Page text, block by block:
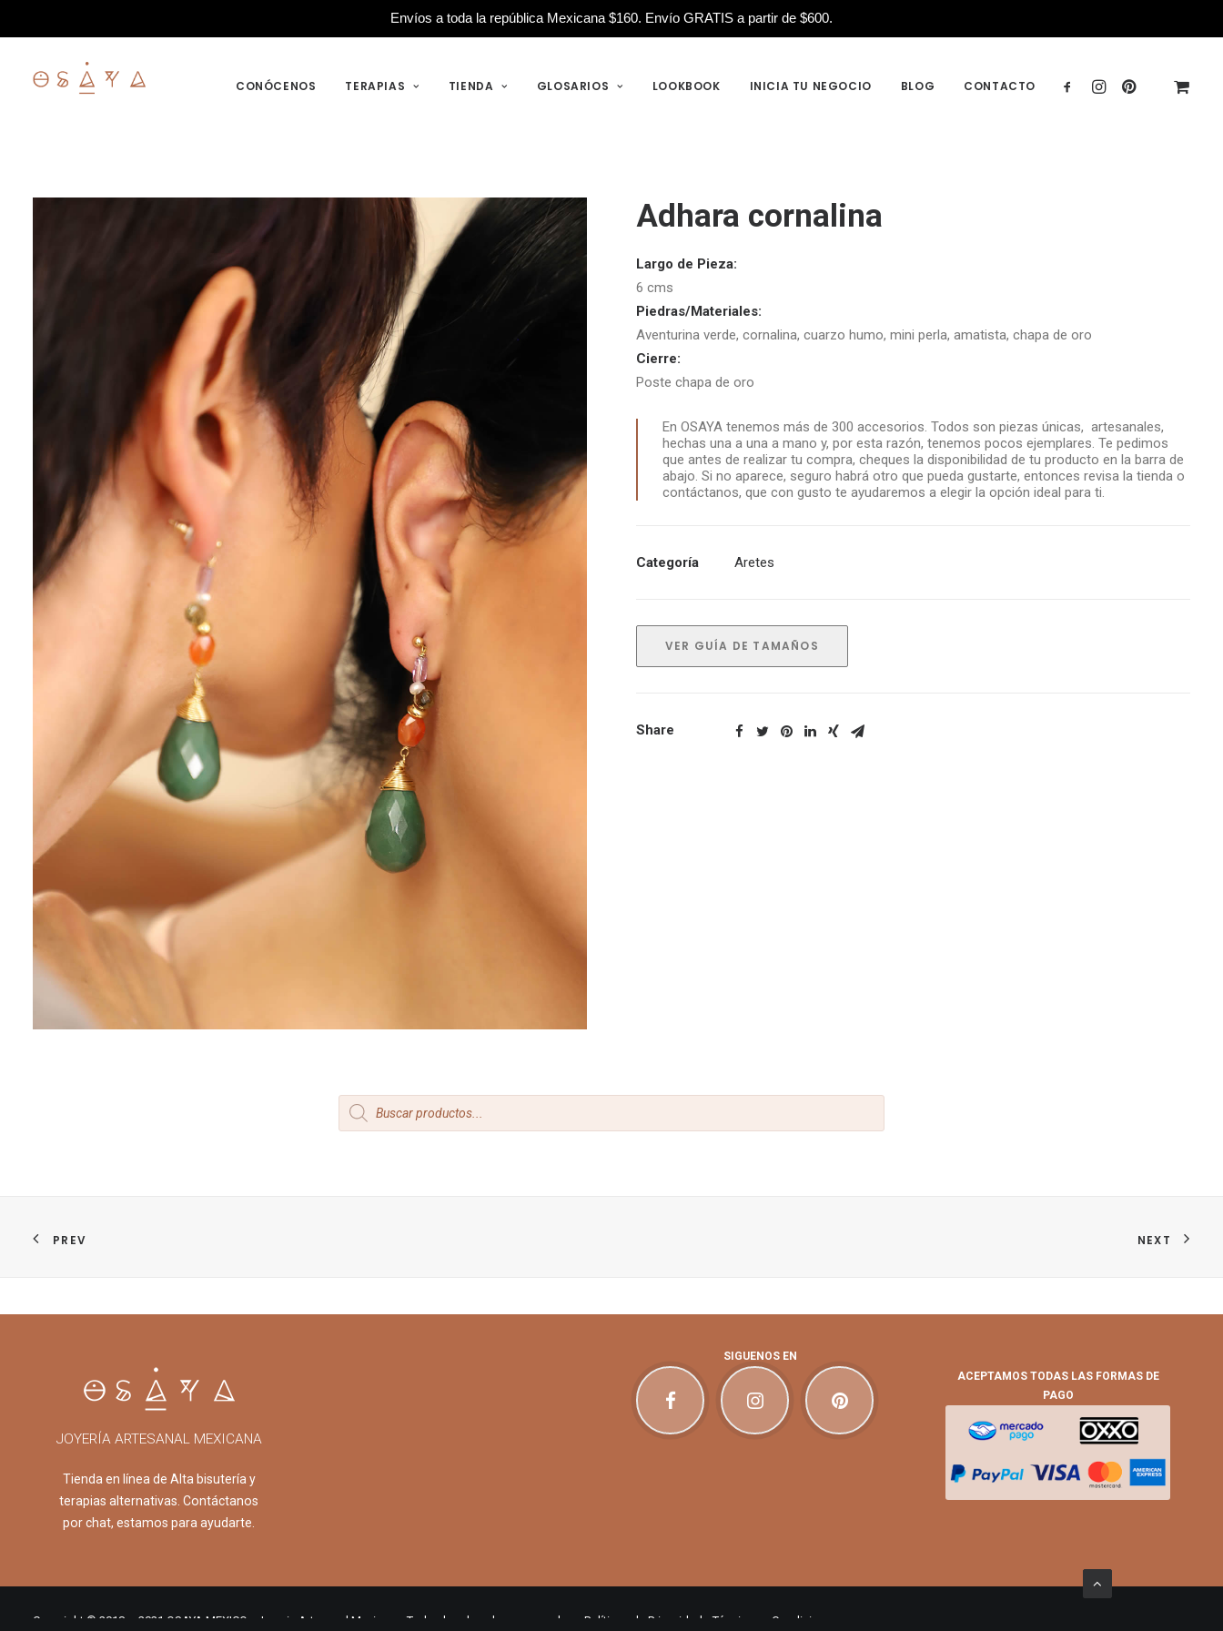
Envíos a toda la república Mexicana $160. Envío GRATIS a partir de $600.
CONÓCENOS TERAPIAS TIENDA GLOSARIOS LOOKBOOK INICIA TU NEGOCIO BLOG CONTACTO
Adhara cornalina
Largo de Pieza:
6 cms
Piedras/Materiales:
Aventurina verde, cornalina, cuarzo humo, mini perla, amatista, chapa de oro
Cierre:
Poste chapa de oro
En OSAYA tenemos más de 300 accesorios. Todos son piezas únicas, artesanales,
hechas una a una a mano y, por esta razón, tenemos pocos ejemplares. Te pedimos
que antes de realizar tu compra, cheques la disponibilidad de tu producto en la barra de
abajo. Si no aparece, seguro habrá otro que pueda gustarte, entonces revisa la tienda o
contáctanos, que con gusto te ayudaremos a elegir la opción ideal para ti.
Categoría Aretes
VER GUÍA DE TAMAÑOS
Share
Products
search
PREV NEXT
JOYERÍA ARTESANAL MEXICANA
Tienda en línea de Alta bisutería y
terapias alternativas. Contáctanos
por chat, estamos para ayudarte.
SIGUENOS EN
ACEPTAMOS TODAS LAS FORMAS DE
PAGO
Copyright © 2018 – 2021 OSAYA MEXICO • Joyeria Artesanal Mexicana. Todos los derechos reservados • Políticas de Privacidad •Términos y Condiciones